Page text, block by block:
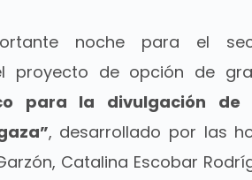
noche para el
proyecto de opción de
para la divulgación
, desarrollado por las
Catalina Escobar